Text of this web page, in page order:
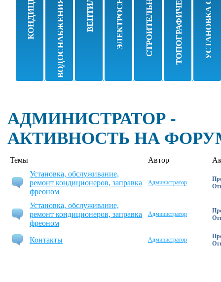
Заправка фреоном
Монтаж
Демонтаж
Монтаж систем
Демонтаж систем
Монтаж
Монтаж и
АДМИНИСТРАТОР -
АКТИВНОСТЬ НА
Темы Автор
Установка, обслуживание,
ремонт кондиционеров, заправка
фреоном
Администратор
Установка, обслуживание,
ремонт кондиционеров, заправка
фреоном
Администратор
Контакты Администратор